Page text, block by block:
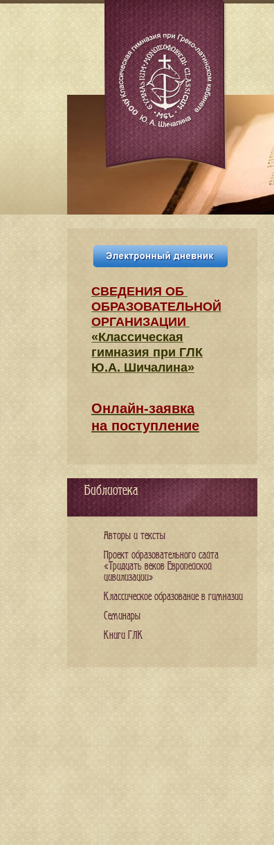
СВЕДЕНИЯ​ ОБ
ОБРАЗОВАТЕЛЬНОЙ
ОРГАНИЗАЦИИ
«Классическая
гимназия при ГЛК
Ю.А. Шичалина»
Онлайн-заявка
на поступление
Библиотека
Авторы и тексты
Проект образовательного сайта
«Тридцать веков Европейской
цивилизации»
Классическое образование в гимназии
Семинары
Книги ГЛК